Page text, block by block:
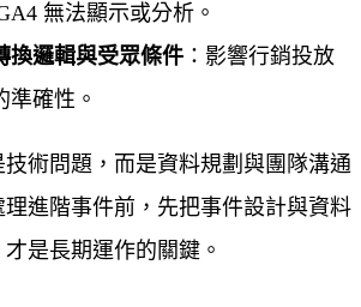
無法顯示或分析。
換邏輯與受眾條件 ：影響行銷投放
準確性。
術問題，而是資料規劃與團隊溝通
進階事件前，先把事件設計與資料
是長期運作的關鍵。